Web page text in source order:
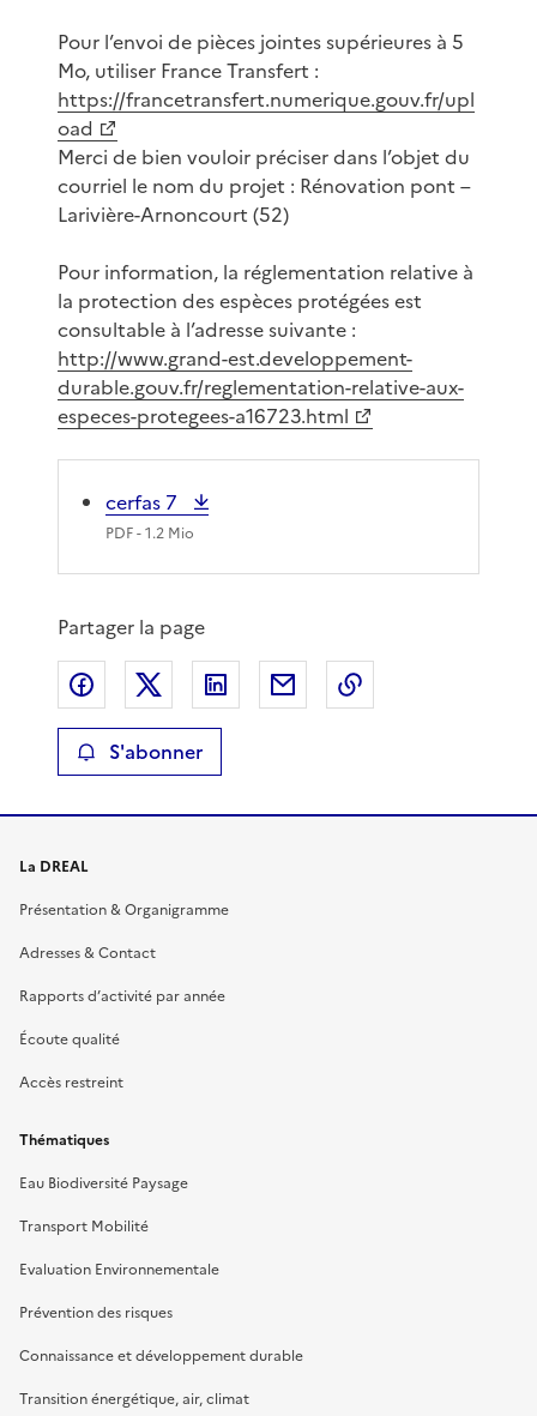
Pour l’envoi de pièces jointes supérieures à 5
Mo, utiliser France Transfert :
https://francetransfert.numerique.gouv.fr/upl
oad
Merci de bien vouloir préciser dans l’objet du
courriel le nom du projet : Rénovation pont –
Larivière-Arnoncourt (52)
Pour information, la réglementation relative à
la protection des espèces protégées est
consultable à l’adresse suivante :
http://www.grand-est.developpement-
durable.gouv.fr/reglementation-relative-aux-
especes-protegees-a16723.html
cerfas 7
PDF- 1.2 Mio
Partager la page
Partager sur Facebook
Partager sur XPartager sur LinkedIn
Partager par email
S'abonner
La DREAL
Présentation & Organigramme
Adresses & Contact
Rapports d’activité par année
Écoute qualité
Accès restreint
Thématiques
Eau Biodiversité Paysage
Transport Mobilité
Evaluation Environnementale
Prévention des risques
Connaissance et développement durable
Transition énergétique, air, climat